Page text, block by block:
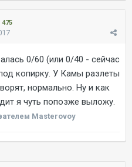
475
0/60 (или 0/40 - сейчас
копирку. У Камы разлеты
нормально. Ну и как
я чуть попозже выложу.
Masterovoy